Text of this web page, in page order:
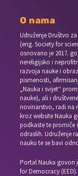
O nama
Udruženje Društvo
(eng. Society for
osnovano je 2017.
nereligijsko i
razvoja nauke i
pismenosti,
„Nauka i svijet“
nauke), ali i
novinarstvo, radi na
kroz website Nauka
podkaste te promiče
odraslih. Udruženje
nauku te se bavi
Portal Nauka govori
for Democracy